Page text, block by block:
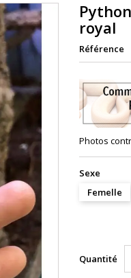
royal
Référence
Photos
Sexe
Femelle
Quantité